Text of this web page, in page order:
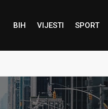
BIH VIJESTI SPORT